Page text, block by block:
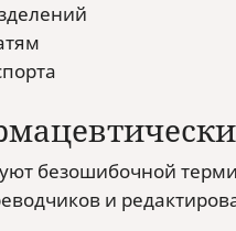
безошибочной
и